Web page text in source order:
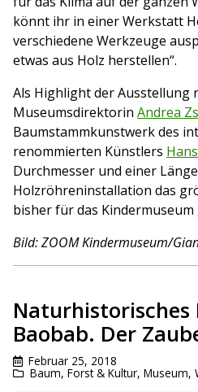
könnt ihr in einer Werkstatt
verschiedene Werkzeuge
etwas aus Holz herstellen“.
Als Highlight der Ausstellung
Museumsdirektorin Andrea
Baumstammkunstwerk des
renommierten Künstlers
Durchmesser und einer
Holzröhreninstallation das
bisher für das Kindermuseum
Bild: ZOOM Kindermuseum/
Naturhistorisches
Baobab. Der
Februar 25, 2018
Baum, Forst & Kultur, Museum,